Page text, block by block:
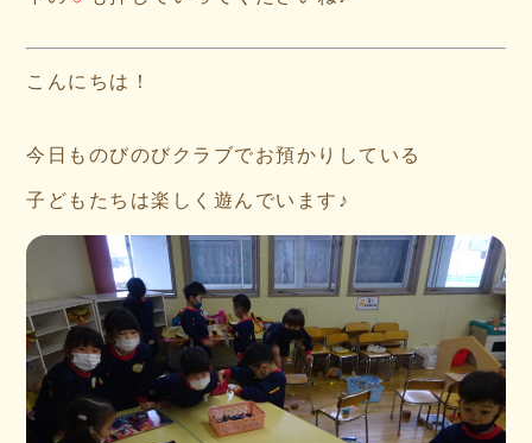
こんにちは！
今日ものびのびクラブでお預かりしている
子どもたちは楽しく遊んでいます♪